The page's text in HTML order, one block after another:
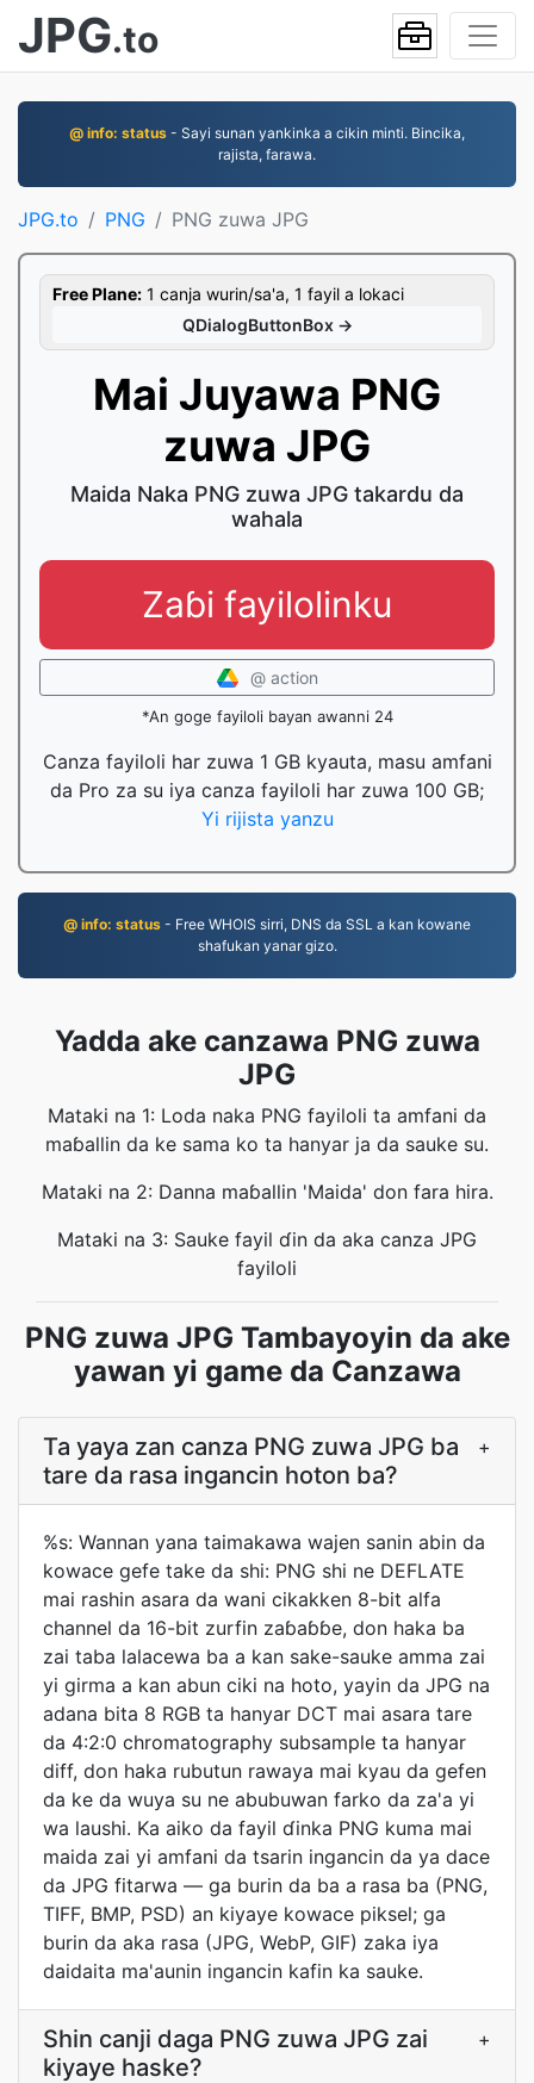
JPG.to
@ info: status - Sayi sunan yankinka a cikin minti. Bincika,
rajista, farawa.
JPG.to PNG PNG zuwa JPG
Free Plane: 1 canja wurin/sa'a, 1 fayil a lokaci
QDialogButtonBox →
Mai Juyawa PNG
zuwa JPG
Maida Naka PNG zuwa JPG takardu da
wahala
Zaɓi fayilolinku
@ action
*An goge fayiloli bayan awanni 24
Canza fayiloli har zuwa 1 GB kyauta, masu amfani
da Pro za su iya canza fayiloli har zuwa 100 GB;
Yi rijista yanzu
@ info: status - Free WHOIS sirri, DNS da SSL a kan kowane
shafukan yanar gizo.
Yadda ake canzawa PNG zuwa
JPG
Mataki na 1: Loda naka PNG fayiloli ta amfani da
maɓallin da ke sama ko ta hanyar ja da sauke su.
Mataki na 2: Danna maɓallin 'Maida' don fara hira.
Mataki na 3: Sauke fayil ɗin da aka canza JPG
fayiloli
PNG zuwa JPG Tambayoyin da ake
yawan yi game da Canzawa
Ta yaya zan canza PNG zuwa JPG ba
tare da rasa ingancin hoton ba?
+
%s: Wannan yana taimakawa wajen sanin abin da
kowace gefe take da shi: PNG shi ne DEFLATE
mai rashin asara da wani cikakken 8-bit alfa
channel da 16-bit zurfin zaɓaɓɓe, don haka ba
zai taba lalacewa ba a kan sake-sauke amma zai
yi girma a kan abun ciki na hoto, yayin da JPG na
adana bita 8 RGB ta hanyar DCT mai asara tare
da 4:2:0 chromatography subsample ta hanyar
diff, don haka rubutun rawaya mai kyau da gefen
da ke da wuya su ne abubuwan farko da za'a yi
wa laushi. Ka aiko da fayil ɗinka PNG kuma mai
maida zai yi amfani da tsarin ingancin da ya dace
da JPG fitarwa — ga burin da ba a rasa ba (PNG,
TIFF, BMP, PSD) an kiyaye kowace piksel; ga
burin da aka rasa (JPG, WebP, GIF) zaka iya
daidaita ma'aunin ingancin kafin ka sauke.
Shin canji daga PNG zuwa JPG zai
kiyaye haske?
+